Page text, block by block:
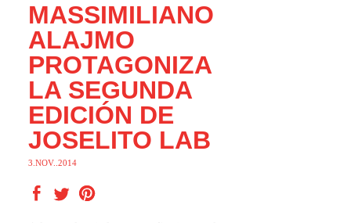
MASSIMILIANO
ALAJMO
PROTAGONIZA
LA SEGUNDA
EDICIÓN DE
JOSELITO LAB
3.NOV..2014